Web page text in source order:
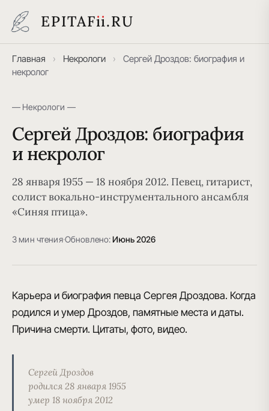
EPITAFii.RU
Главная › Некрологи ›
Сергей Дроздов: биография и
некролог
— Некрологи —
Сергей Дроздов: биография
и некролог
28 января 1955 — 18 ноября 2012. Певец, гитарист,
солист вокально-инструментального ансамбля
«Синяя птица».
3 мин чтения·Обновлено:Июнь 2026
Карьера и биография певца Сергея Дроздова. Когда
родился и умер Дроздов, памятные места и даты.
Причина смерти. Цитаты, фото, видео.
Сергей Дроздов
родился 28 января 1955
умер 18 ноября 2012